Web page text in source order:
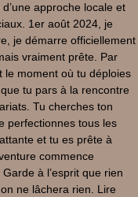
approche locale et
1er août 2024, je
je démarre officiellement
vraiment prête. Par
le moment où tu déploies
tu pars à la rencontre
Tu cherches ton
perfectionnes tous les
et tu es prête à
commence
à l’esprit que rien
ne lâchera rien. Lire